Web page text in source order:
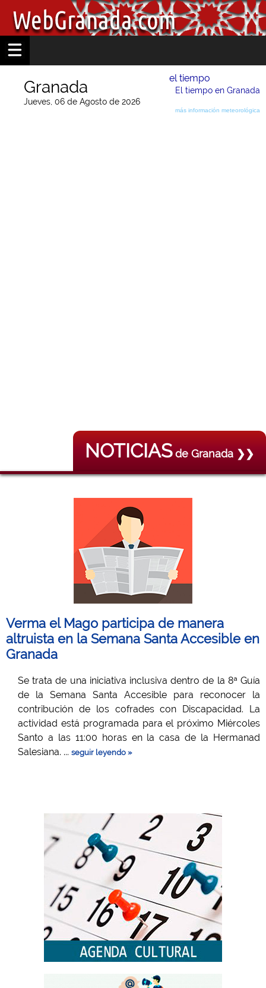
Granada
Jueves, 06 de Agosto de 2026
el tiempo
El tiempo en Granada
más información meteorológica
NOTICIASde Granada ❯❯
Verma el Mago participa de manera
altruista en la Semana Santa Accesible en
Granada
Se trata de una iniciativa inclusiva dentro de la 8ª Guía
de la Semana Santa Accesible para reconocer la
contribución de los cofrades con Discapacidad. La
actividad está programada para el próximo Miércoles
Santo a las 11:00 horas en la casa de la Hermanad
Salesiana. ... seguir leyendo »